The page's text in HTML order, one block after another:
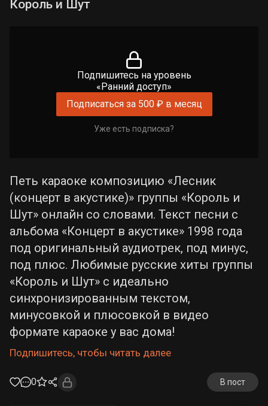
Король и Шут
Подпишитесь на уровень
«Ранний доступ»
Подписаться за 500 ₽ в месяц
Уже есть подписка?
Петь караоке композицию «Лесник
(концерт в акустике)» группы «Король и
Шут» онлайн со словами. Текст песни с
альбома «Концерт в акустике» 1998 года
под оригинальный аудиотрек, под минус,
под плюс. Любимые русские хиты группы
«Король и Шут» с идеально
синхронизированным текстом,
минусовкой и плюсовкой в видео
формате караоке у вас дома!
Подпишитесь, чтобы читать далее
0 В пост